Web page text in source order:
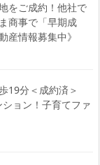
をご成約！他社で
商事で「早期成
産情報募集中》
19分＜成約済＞
ョン！子育てファ